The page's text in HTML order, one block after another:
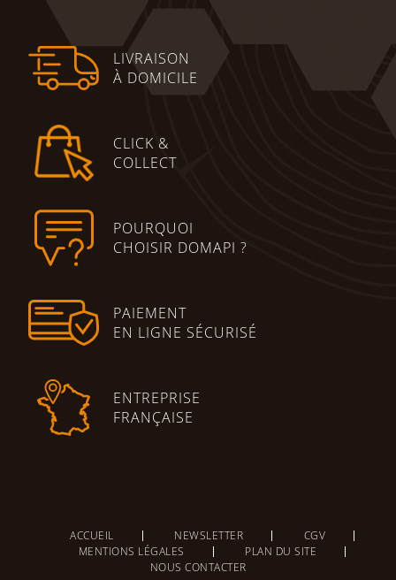
LIVRAISON
À DOMICILE
CLICK &
COLLECT
POURQUOI
CHOISIR DOMAPI ?
PAIEMENT
EN LIGNE SÉCURISÉ
ENTREPRISE
FRANÇAISE
ACCUEIL NEWSLETTER
CGV
MENTIONS LÉGALES
PLAN DU SITE
NOUS CONTACTER